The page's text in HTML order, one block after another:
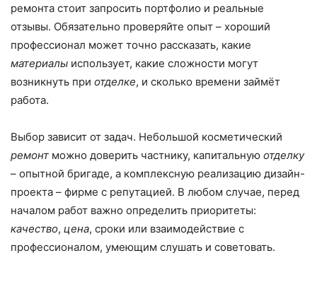
ремонта стоит запросить портфолио и реальные
отзывы. Обязательно проверяйте опыт – хороший
профессионал может точно рассказать, какие
материалы использует, какие сложности могут
возникнуть при отделке, и сколько времени займёт
работа.
Выбор зависит от задач. Небольшой косметический
ремонт можно доверить частнику, капитальную отделку
– опытной бригаде, а комплексную реализацию дизайн-
проекта – фирме с репутацией. В любом случае, перед
началом работ важно определить приоритеты:
качество, цена, сроки или взаимодействие с
профессионалом, умеющим слушать и советовать.